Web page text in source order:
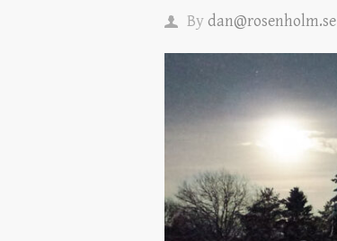
Bydan@rosenholm.se